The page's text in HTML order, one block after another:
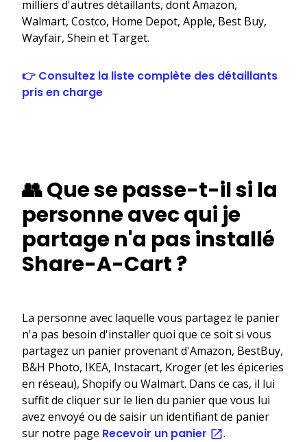
milliers d'autres détaillants, dont Amazon,
Walmart, Costco, Home Depot, Apple, Best Buy,
Wayfair, Shein et Target.
👉 Consultez la liste complète des détaillants
pris en charge
👥 Que se passe-t-il si la
personne avec qui je
partage n'a pas installé
Share-A-Cart ?
La personne avec laquelle vous partagez le panier
n'a pas besoin d'installer quoi que ce soit si vous
partagez un panier provenant d'Amazon, BestBuy,
B&H Photo, IKEA, Instacart, Kroger (et les épiceries
en réseau), Shopify ou Walmart. Dans ce cas, il lui
suffit de cliquer sur le lien du panier que vous lui
avez envoyé ou de saisir un identifiant de panier
sur notre page Recevoir un panier .